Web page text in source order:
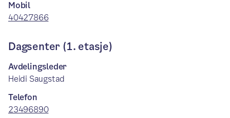
Mobil
40427866
Dagsenter (1. etasje)
Avdelingsleder
Heidi Saugstad
Telefon
23496890